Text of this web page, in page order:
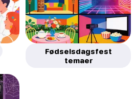
Fødselsdagsfest
temaer